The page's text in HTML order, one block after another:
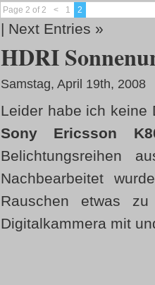
Page 2 of 2 < 1 2
| Next Entries »
HDRI
Samstag, April 19th, 2008
Leider habe ich keine
Sony Ericsson
Belichtungsreihen
Nachbearbeitet
Rauschen etwas
Digitalkammera mit